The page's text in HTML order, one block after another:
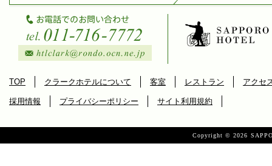
TOP クラークホテルについて 客室 レストラン アクセ
採用情報 プライバシーポリシー サイト利用規約
Copyright ©2026